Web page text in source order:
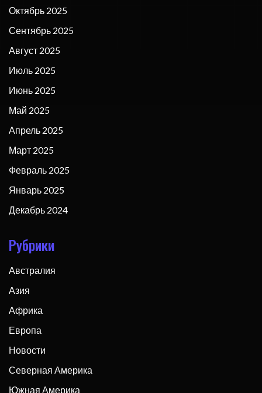
Октябрь 2025
Сентябрь 2025
Август 2025
Июль 2025
Июнь 2025
Май 2025
Апрель 2025
Март 2025
Февраль 2025
Январь 2025
Декабрь 2024
Рубрики
Австралия
Азия
Африка
Европа
Новости
Северная Америка
Южная Америка